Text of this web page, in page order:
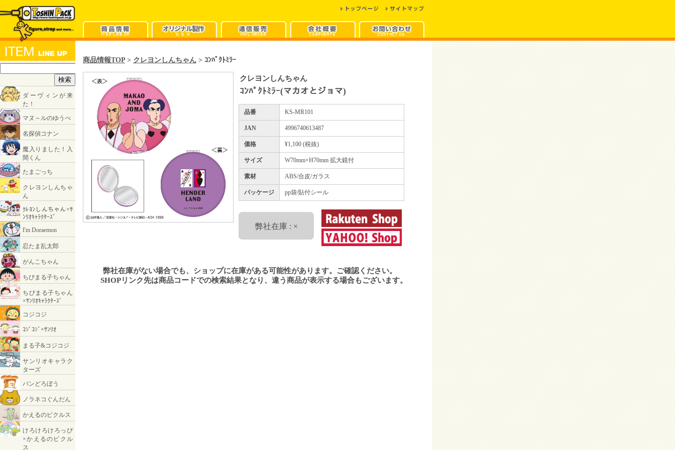
商品情報TOP > クレヨンしんちゃん > ｺﾝﾊﾟｸﾄﾐﾗｰ
クレヨンしんちゃん
ｺﾝﾊﾟｸﾄﾐﾗｰ(マカオとジョマ)
品番 KS-MR101
JAN 4996740613487
価格 ¥1,100 (税抜)
サイズ W70mm×H70mm 拡大鏡付
素材 ABS/合皮/ガラス
パッケージ pp袋/貼付シール
弊社在庫 : ×
弊社在庫がない場合でも、ショップに在庫がある可能性があります。ご確認ください。
SHOPリンク先は商品コードでの検索結果となり、違う商品が表示する場合もございます。